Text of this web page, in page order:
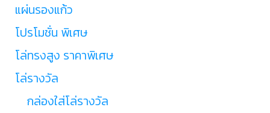
แผ่นรองแก้ว
โปรโมชั่น พิเศษ
โล่ทรงสูง ราคาพิเศษ
โล่รางวัล
กล่องใส่โล่รางวัล